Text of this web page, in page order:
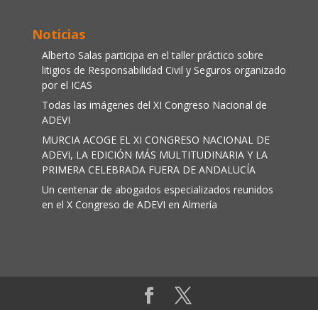
Noticias
Alberto Salas participa en el taller práctico sobre
litigios de Responsabilidad Civil y Seguros organizado
por el ICAS
Todas las imágenes del XI Congreso Nacional de
ADEVI
MURCIA ACOGE EL XI CONGRESO NACIONAL DE
ADEVI, LA EDICIÓN MÁS MULTITUDINARIA Y LA
PRIMERA CELEBRADA FUERA DE ANDALUCÍA
Un centenar de abogados especializados reunidos
en el X Congreso de ADEVI en Almería